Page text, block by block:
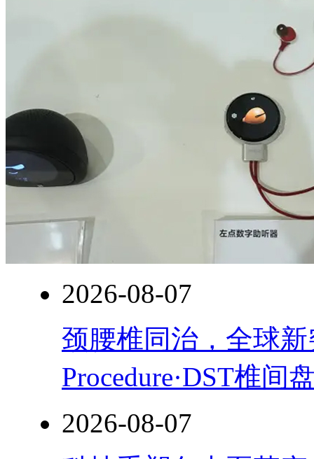
2026-08-07
颈腰椎同治，全球
Procedure·DST椎间
2026-08-07